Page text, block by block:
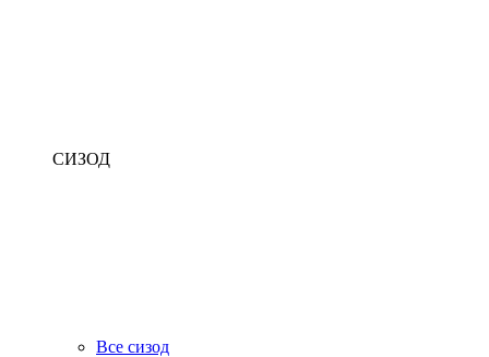
СИЗОД
Все сизод